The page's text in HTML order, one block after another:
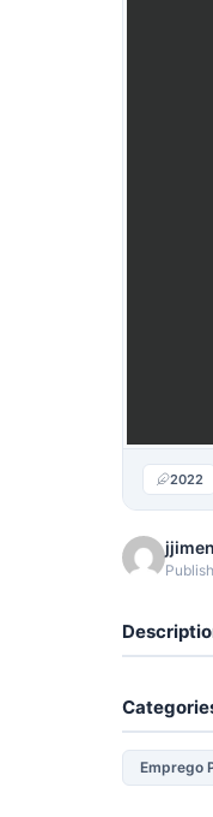
2022
Emprego